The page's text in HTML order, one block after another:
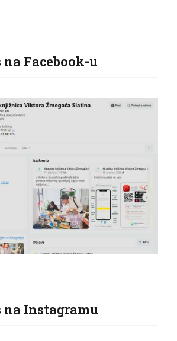
Facebook-u
na Instagramu